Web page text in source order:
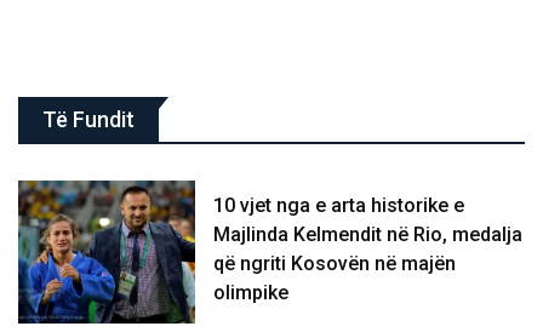
Të Fundit
10 vjet nga e arta historike e
Majlinda Kelmendit në Rio, medalja
që ngriti Kosovën në majën
olimpike